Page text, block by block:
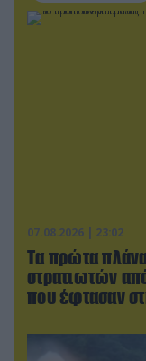
07.08.2026 | 23:02
Τα πρώτα
στρατιωτών
που έφτασαν